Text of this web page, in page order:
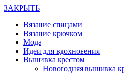
ЗАКРЫТЬ
Вязание спицами
Вязание крючком
Мода
Идеи для вдохновения
Вышивка крестом
Новогодняя вышивка